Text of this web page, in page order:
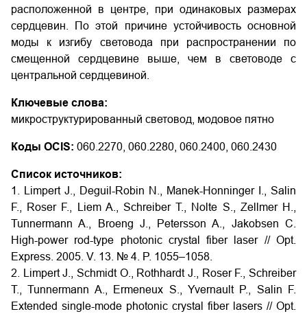
расположенной в центре, при одинаковых размерах
сердцевин. По этой причине устойчивость основной
моды к изгибу световода при распространении по
смещенной сердцевине выше, чем в световоде с
центральной сердцевиной.
Ключевые слова:
микроструктурированный световод, модовое пятно
Коды OCIS: 060.2270, 060.2280, 060.2400, 060.2430
Список источников:
1. Limpert J., Deguil-Robin N., Manek-Honninger I., Salin
F., Roser F., Liem A., Schreiber T., Nolte S., Zellmer H.,
Tunnermann A., Broeng J., Petersson A., Jakobsen C.
High-power rod-type photonic crystal fiber laser // Opt.
Express. 2005. V. 13. № 4. P. 1055–1058.
2. Limpert J., Schmidt O., Rothhardt J., Roser F., Schreiber
T., Tunnermann A., Ermeneux S., Yvernault P., Salin F.
Extended single-mode photonic crystal fiber lasers // Opt.